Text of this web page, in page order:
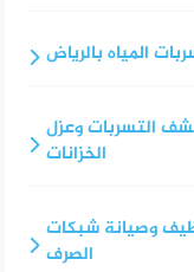
المياه بالرياض
التسربات وعزل
الخزانات
وصيانة شبكات
الصرف